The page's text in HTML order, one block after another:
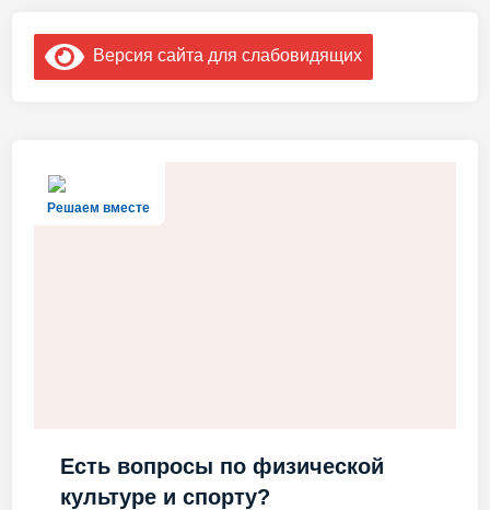
Версия сайта для слабовидящих
Решаем вместе
Есть вопросы по физической
культуре и спорту?